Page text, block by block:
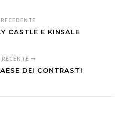
CASTLE E KINSALE
DEI CONTRASTI